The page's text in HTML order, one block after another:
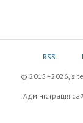
RSS
© 2015–2026,
Адміністрація